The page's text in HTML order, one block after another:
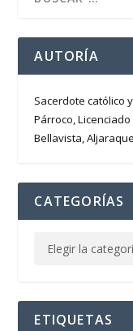
AUTORÍA
Sacerdote católico
Párroco,
Bellavista,
CATEGORÍAS
ETIQUETAS